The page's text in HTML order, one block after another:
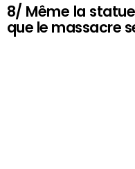
8/ Même la
que le massacre